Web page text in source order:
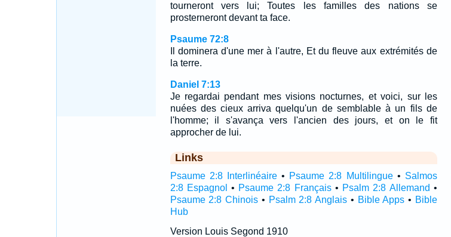
tourneront vers lui; Toutes les familles des nations se
prosterneront devant ta face.
Psaume 72:8
Il dominera d'une mer à l'autre, Et du fleuve aux extrémités de
la terre.
Daniel 7:13
Je regardai pendant mes visions nocturnes, et voici, sur les
nuées des cieux arriva quelqu'un de semblable à un fils de
l'homme; il s'avança vers l'ancien des jours, et on le fit
approcher de lui.
Links
Psaume 2:8 Interlinéaire• Psaume 2:8 Multilingue• Salmos
2:8 Espagnol • Psaume 2:8 Français• Psalm 2:8 Allemand •
Psaume 2:8 Chinois • Psalm 2:8 Anglais • Bible Apps • Bible
Hub
Version Louis Segond 1910